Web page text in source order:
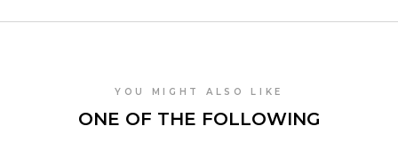
YOU MIGHT ALSO LIKE
ONE OF THE FOLLOWING